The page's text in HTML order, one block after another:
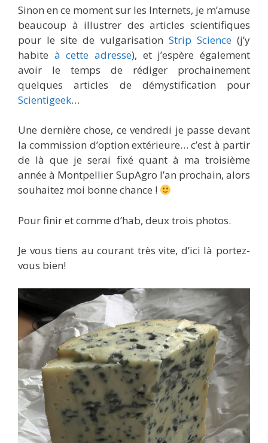
Sinon en ce moment sur les Internets, je m’amuse
beaucoup à illustrer des articles scientifiques
pour le site de vulgarisation Strip Science(j’y
habite à cette adresse), et j’espère également
avoir le temps de rédiger prochainement
quelques articles de démystification pour
Scientigeek…
Une dernière chose, ce vendredi je passe devant
la commission d’option extérieure… c’est à partir
de là que je serai fixé quant à ma troisième
année à Montpellier SupAgro l’an prochain, alors
souhaitez moi bonne chance !
Pour finir et comme d’hab, deux trois photos.
Je vous tiens au courant très vite, d’ici là portez-
vous bien!